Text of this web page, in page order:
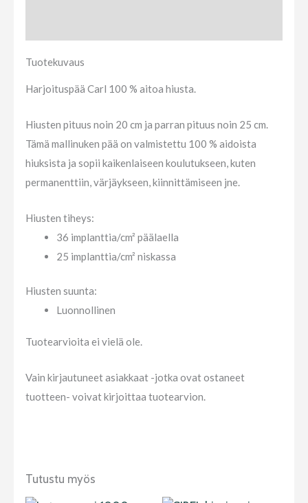
Tuotekuvaus
Harjoituspää Carl 100 % aitoa hiusta.
Hiusten pituus noin 20 cm ja parran pituus noin 25 cm.
Tämä mallinuken pää on valmistettu 100 % aidoista
hiuksista ja sopii kaikenlaiseen koulutukseen, kuten
permanenttiin, värjäykseen, kiinnittämiseen jne.
Hiusten tiheys:
36 implanttia/cm² päälaella
25 implanttia/cm² niskassa
Hiusten suunta:
Luonnollinen
Tuotearvioita ei vielä ole.
Vain kirjautuneet asiakkaat -jotka ovat ostaneet
tuotteen- voivat kirjoittaa tuotearvion.
Tutustu myös